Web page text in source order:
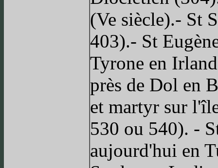
(Ve siècle).- St
403).- St
Tyrone en
près de Dol en
et martyr sur
530 ou 540). -
aujourd'hui en